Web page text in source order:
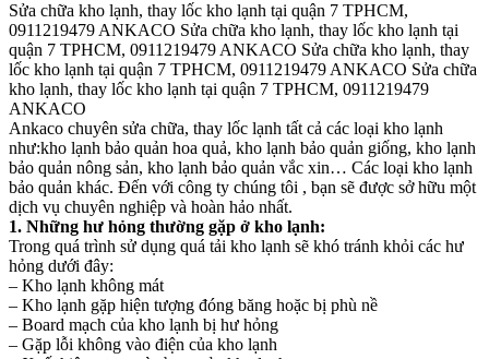
Sửa chữa kho lạnh, thay lốc kho lạnh tại quận 7 TPHCM,
0911219479 ANKACO Sửa chữa kho lạnh, thay lốc kho lạnh tại
quận 7 TPHCM, 0911219479 ANKACO Sửa chữa kho lạnh, thay
lốc kho lạnh tại quận 7 TPHCM, 0911219479 ANKACO Sửa chữa
kho lạnh, thay lốc kho lạnh tại quận 7 TPHCM, 0911219479
ANKACO
Ankaco chuyên sửa chữa, thay lốc lạnh tất cả các loại kho lạnh
như:kho lạnh bảo quản hoa quả, kho lạnh bảo quản giống, kho lạnh
bảo quản nông sản, kho lạnh bảo quản vắc xin… Các loại kho lạnh
bảo quản khác. Đến với công ty chúng tôi , bạn sẽ được sở hữu một
dịch vụ chuyên nghiệp và hoàn hảo nhất.
1. Những hư hỏng thường gặp ở kho lạnh:
Trong quá trình sử dụng quá tải kho lạnh sẽ khó tránh khỏi các hư
hỏng dưới đây:
– Kho lạnh không mát
– Kho lạnh gặp hiện tượng đóng băng hoặc bị phù nề
– Board mạch của kho lạnh bị hư hỏng
– Gặp lỗi không vào điện của kho lạnh